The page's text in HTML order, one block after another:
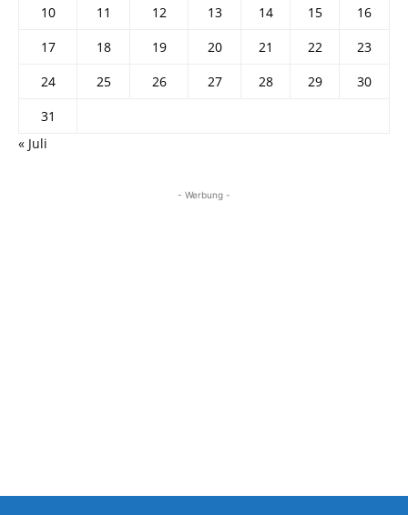
10
11 12 13 14 15
16
17
18 19 20 21 22
23
24
25 26 27 28 29
30
31
« Juli
- Werbung -